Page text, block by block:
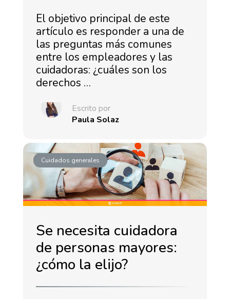
El objetivo principal de este
artículo es responder a una de
las preguntas más comunes
entre los empleadores y las
cuidadoras: ¿cuáles son los
derechos …
Escrito por
Paula Solaz
Cuidados generales
Se necesita cuidadora
de personas mayores:
¿cómo la elijo?